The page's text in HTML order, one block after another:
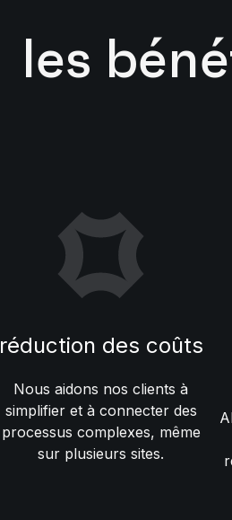
les
réduction des coûts
Nous aidons nos clients à
simplifier et à connecter des
processus complexes, même
sur plusieurs sites.